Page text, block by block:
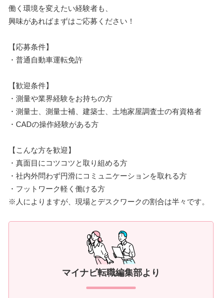
働く環境を変えたい経験者も、
興味があればまずはご応募ください！
【応募条件】
・普通自動車運転免許
【歓迎条件】
・測量や業界経験をお持ちの方
・測量士、測量士補、建築士、土地家屋調査士の有資格者
・CADの操作経験がある方
【こんな方を歓迎】
・真面目にコツコツと取り組める方
・社内外問わず円滑にコミュニケーションを取れる方
・フットワーク軽く働ける方
※人によりますが、現場とデスクワークの割合は半々です。
マイナビ転職編集部より